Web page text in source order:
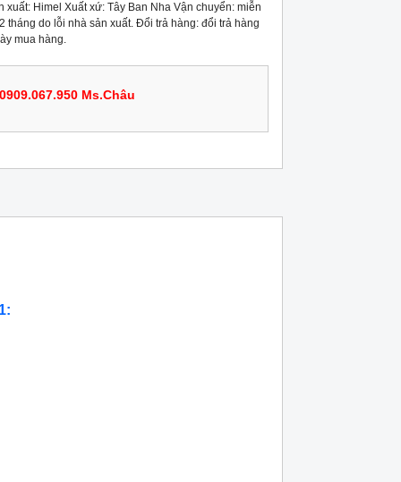
xuất: Himel Xuất xứ: Tây Ban Nha Vận chuyển: miễn
tháng do lỗi nhà sản xuất. Đổi trả hàng: đổi trả hàng
mua hàng.
0909.067.950 Ms.Châu